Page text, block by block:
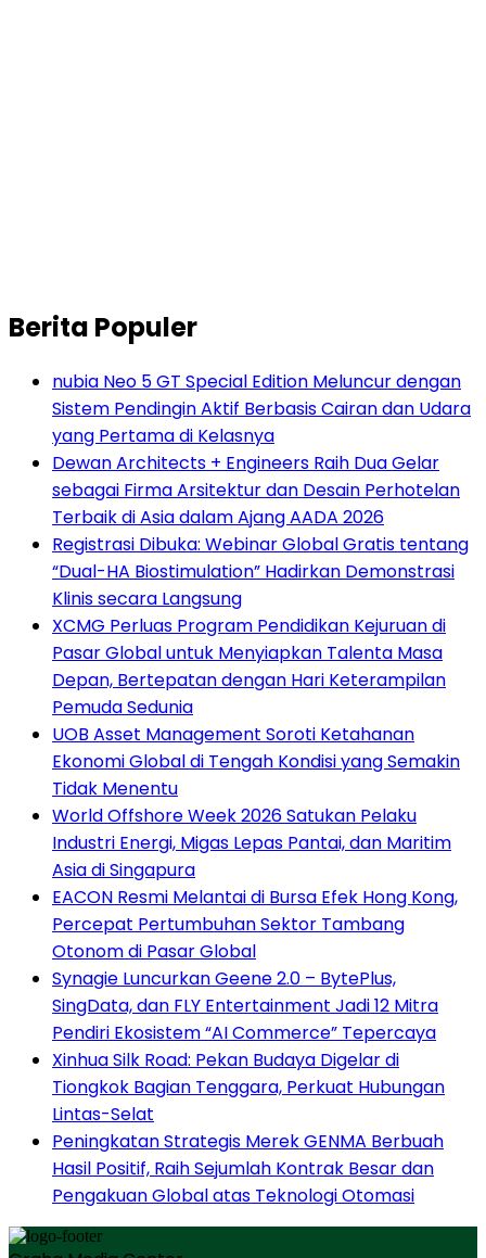
Berita Populer
nubia Neo 5 GT Special Edition Meluncur dengan
Sistem Pendingin Aktif Berbasis Cairan dan Udara
yang Pertama di Kelasnya
Dewan Architects + Engineers Raih Dua Gelar
sebagai Firma Arsitektur dan Desain Perhotelan
Terbaik di Asia dalam Ajang AADA 2026
Registrasi Dibuka: Webinar Global Gratis tentang
“Dual-HA Biostimulation” Hadirkan Demonstrasi
Klinis secara Langsung
XCMG Perluas Program Pendidikan Kejuruan di
Pasar Global untuk Menyiapkan Talenta Masa
Depan, Bertepatan dengan Hari Keterampilan
Pemuda Sedunia
UOB Asset Management Soroti Ketahanan
Ekonomi Global di Tengah Kondisi yang Semakin
Tidak Menentu
World Offshore Week 2026 Satukan Pelaku
Industri Energi, Migas Lepas Pantai, dan Maritim
Asia di Singapura
EACON Resmi Melantai di Bursa Efek Hong Kong,
Percepat Pertumbuhan Sektor Tambang
Otonom di Pasar Global
Synagie Luncurkan Geene 2.0 – BytePlus,
SingData, dan FLY Entertainment Jadi 12 Mitra
Pendiri Ekosistem “AI Commerce” Tepercaya
Xinhua Silk Road: Pekan Budaya Digelar di
Tiongkok Bagian Tenggara, Perkuat Hubungan
Lintas-Selat
Peningkatan Strategis Merek GENMA Berbuah
Hasil Positif, Raih Sejumlah Kontrak Besar dan
Pengakuan Global atas Teknologi Otomasi